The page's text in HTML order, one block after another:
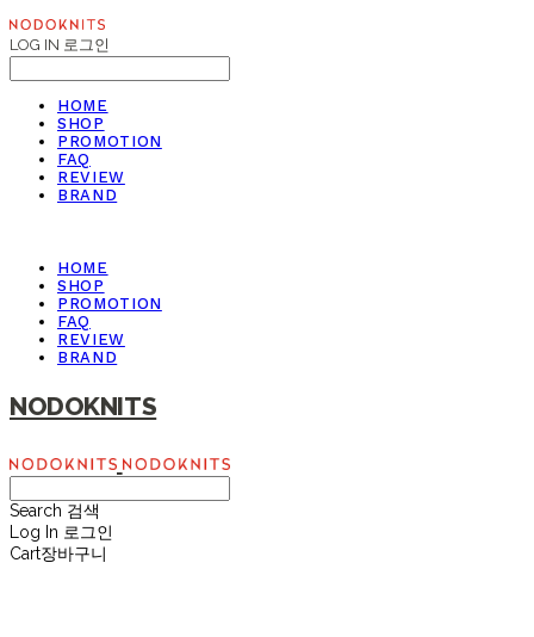
LOG IN 로그인
HOME
SHOP
PROMOTION
FAQ
REVIEW
BRAND
HOME
SHOP
PROMOTION
FAQ
REVIEW
BRAND
NODOKNITS
Search 검색
Log In 로그인
Cart장바구니